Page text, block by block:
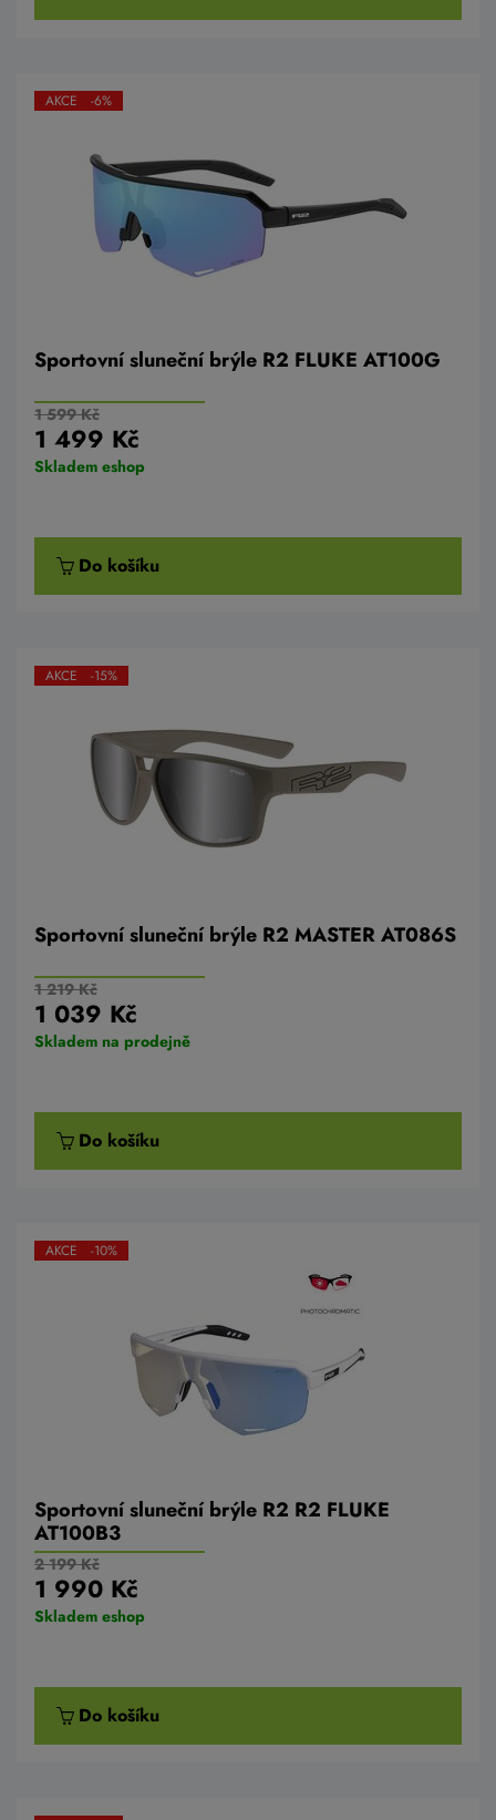
Sportovní sluneční brýle R2 FLUKE AT100G
AKCE -6%
1 599 Kč
1 499 Kč
Skladem eshop
Do košíku
Sportovní sluneční brýle R2 MASTER AT086S
AKCE -15%
1 219 Kč
1 039 Kč
Skladem na prodejně
Do košíku
Sportovní sluneční brýle R2 R2 FLUKE
AT100B3
AKCE -10%
2 199 Kč
1 990 Kč
Skladem eshop
Do košíku